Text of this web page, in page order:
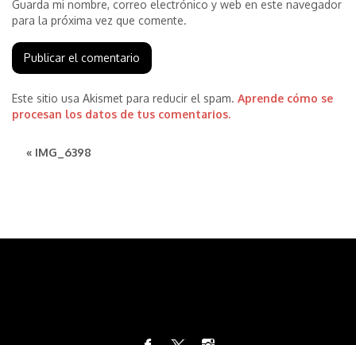
Guarda mi nombre, correo electrónico y web en este navegador
para la próxima vez que comente.
Este sitio usa Akismet para reducir el spam. Aprende cómo se
procesan los datos de tus comentarios.
« IMG_6398